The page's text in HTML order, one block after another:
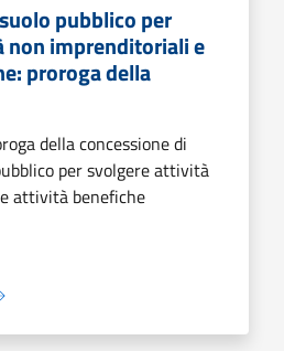
pubblico per
imprenditoriali e
proroga della
della concessione di
per svolgere attività
attività benefiche